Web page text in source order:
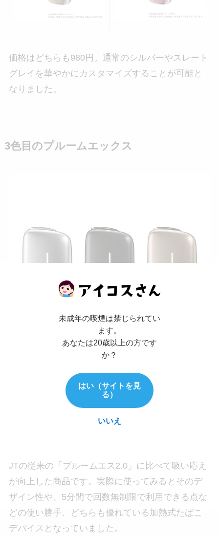
価格はどちらも980円。通常のシルバーやスレート
グレイを華やかにカスタマイズすることが可能と
なりました。
3色目のプルームエックス
プルームエックスは、加熱温度の緻密なコントロ
ールに加え、空気の流れに着目した新発想の加熱
JTの従来の「プルームエス2.0」に比べて吸い応え
が向上した商品です。実際に使ってみるとそのデ
ザイン性や、5分間で回数無制限で利用できる点な
どの使い勝手、どちらも優れている加熱式たばこ
デバイスとなっていました。
未成年の喫煙は禁じられてい
ます。
あなたは20歳以上の方です
か？
はい（サイトを見
る）
いいえ